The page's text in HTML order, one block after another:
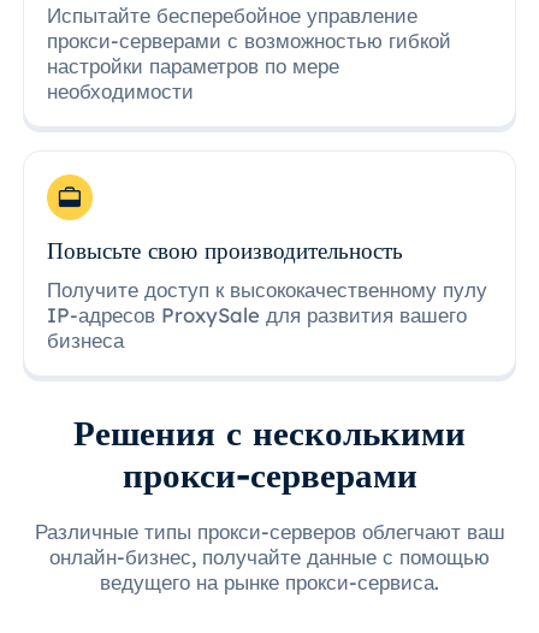
Испытайте бесперебойное управление
прокси-серверами с возможностью гибкой
настройки параметров по мере
необходимости
Повысьте свою производительность
Получите доступ к высококачественному пулу
IP-адресов ProxySale для развития вашего
бизнеса
Решения с несколькими
прокси-серверами
Различные типы прокси-серверов облегчают ваш
онлайн-бизнес, получайте данные с помощью
ведущего на рынке прокси-сервиса.